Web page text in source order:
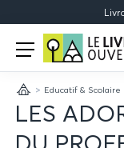
Le
Livre
Ouvert
Open
menu
AccueilEducatif & Scolaire
LES